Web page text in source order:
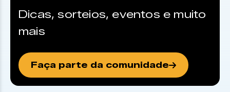
Dicas, sorteios, eventos e muito
mais
Faça parte da comunidade